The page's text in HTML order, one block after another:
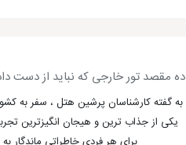
ده مقصد تور خارجی که نباید از دست
به گفته کارشناسان پرشین هتل ، سفر به
یکی از جذاب ترین و هیجان انگیزترین